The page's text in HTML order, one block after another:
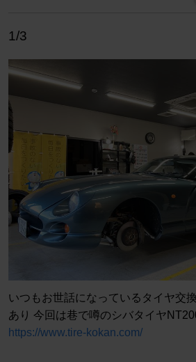
1/3
いつもお世話になっているタイヤ交
あり 今回は巷で噂のシバタイヤ
https://www.tire-kokan.com/